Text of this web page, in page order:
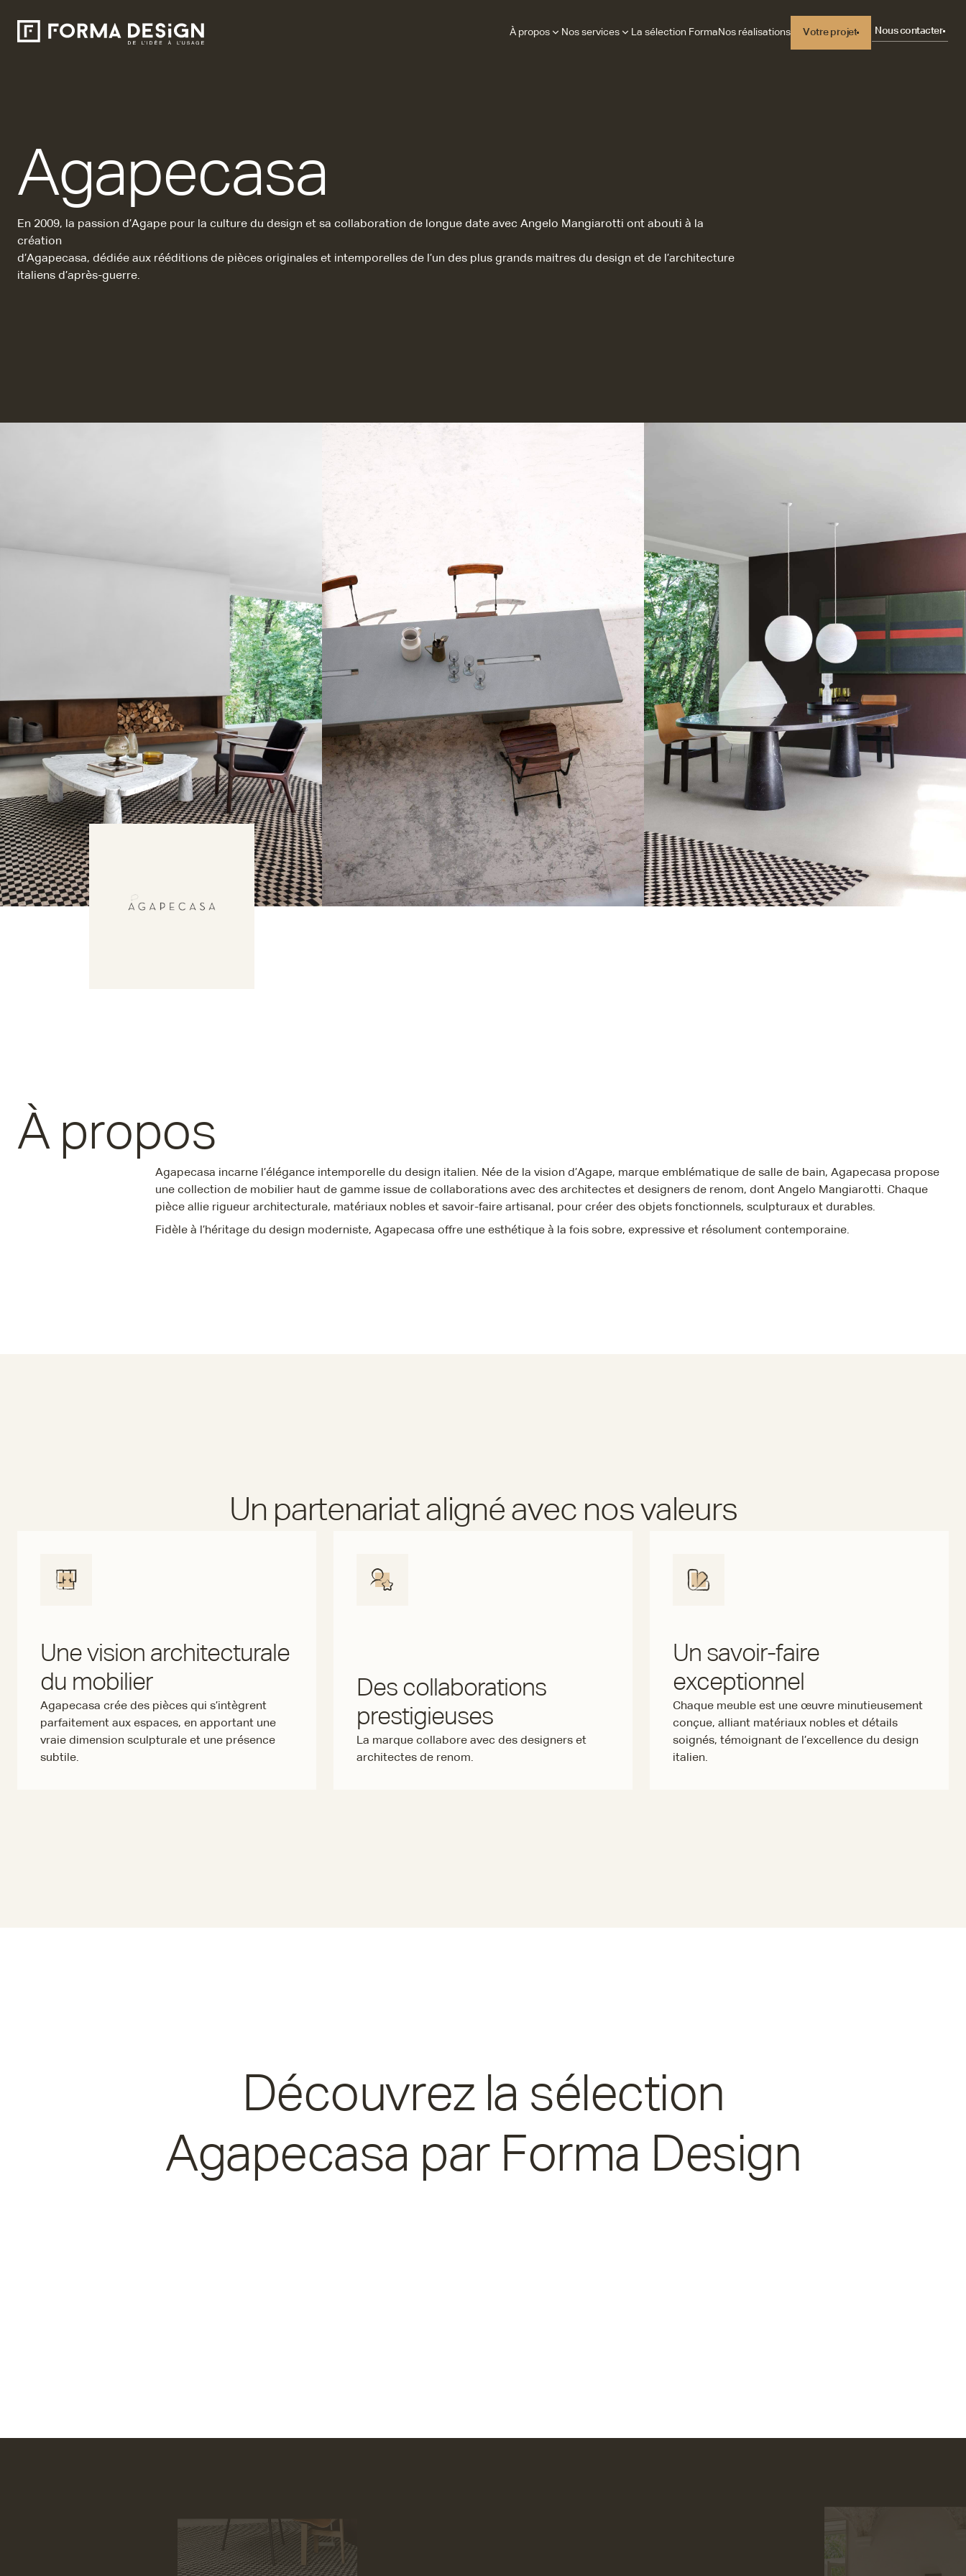
À propos Nos services La sélection Forma Nos réalisations
Votre projet
Nous contacter
Agapecasa
En 2009, la passion d’Agape pour la culture du design et sa collaboration de longue date avec Angelo Mangiarotti ont abouti à la
création
d’Agapecasa, dédiée aux rééditions de pièces originales et intemporelles de l’un des plus grands maitres du design et de l’architecture
italiens d’après-guerre.
À propos
Agapecasa incarne l’élégance intemporelle du design italien. Née de la vision d’Agape, marque emblématique de salle de bain, Agapecasa propose
une collection de mobilier haut de gamme issue de collaborations avec des architectes et designers de renom, dont Angelo Mangiarotti. Chaque
pièce allie rigueur architecturale, matériaux nobles et savoir-faire artisanal, pour créer des objets fonctionnels, sculpturaux et durables.
Fidèle à l’héritage du design moderniste, Agapecasa offre une esthétique à la fois sobre, expressive et résolument contemporaine.
Un partenariat aligné avec nos valeurs
Une vision architecturale
du mobilier
Agapecasa crée des pièces qui s’intègrent
parfaitement aux espaces, en apportant une
vraie dimension sculpturale et une présence
subtile.
Des collaborations
prestigieuses
La marque collabore avec des designers et
architectes de renom.
Un savoir-faire
exceptionnel
Chaque meuble est une œuvre minutieusement
conçue, alliant matériaux nobles et détails
soignés, témoignant de l’excellence du design
italien.
Découvrez la sélection
Agapecasa par Forma Design